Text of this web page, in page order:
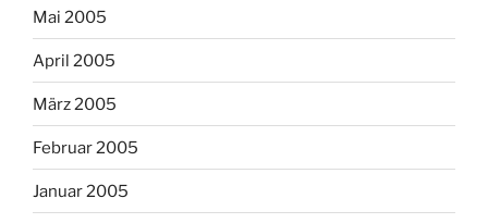
Mai 2005
April 2005
März 2005
Februar 2005
Januar 2005